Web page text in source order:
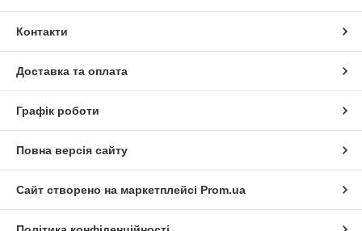
Контакти
Доставка та оплата
Графік роботи
Повна версія сайту
Сайт створено на маркетплейсі Prom.ua